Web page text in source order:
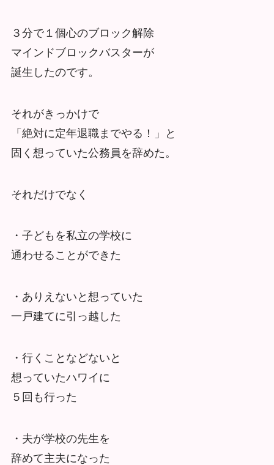
３分で１個心のブロック解除
マインドブロックバスターが
誕生したのです。
それがきっかけで
「絶対に定年退職までやる！」と
固く想っていた公務員を辞めた。
それだけでなく
・子どもを私立の学校に
通わせることができた
・ありえないと想っていた
一戸建てに引っ越した
・行くことなどないと
想っていたハワイに
５回も行った
・夫が学校の先生を
辞めて主夫になった